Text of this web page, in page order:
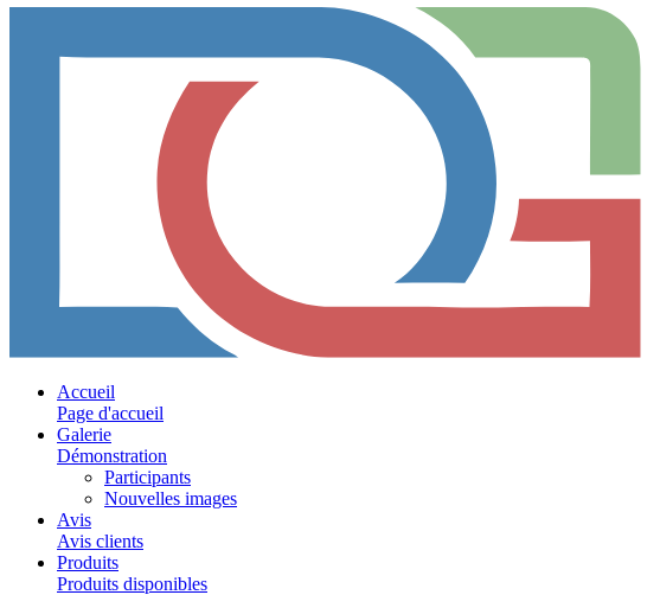
Accueil
Page d'accueil
Galerie
Démonstration
Participants
Nouvelles images
Avis
Avis clients
Produits
Produits disponibles